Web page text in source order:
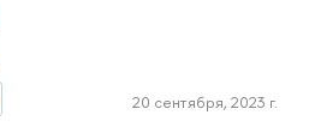
20 сентября, 2023 г.